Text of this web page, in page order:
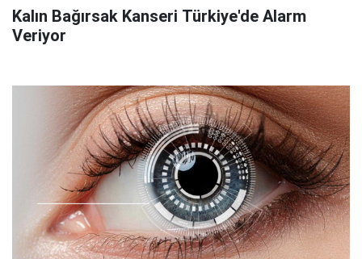
Kalın Bağırsak Kanseri Türkiye'de Alarm
Veriyor